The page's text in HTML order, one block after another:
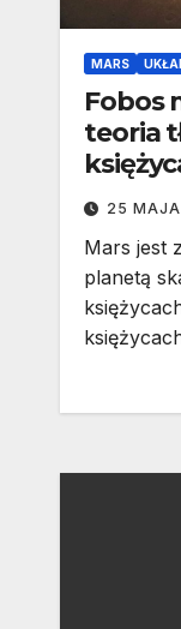
MARS
Fobos
teoria
25
Mars jest
planetą